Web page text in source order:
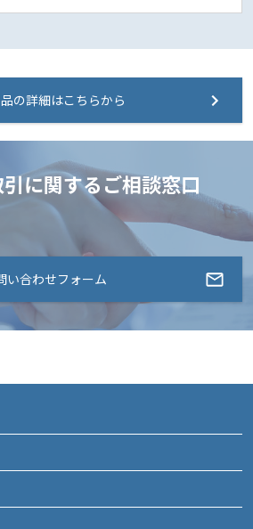
の詳細はこちらから
に関するご相談窓口
い合わせフォーム